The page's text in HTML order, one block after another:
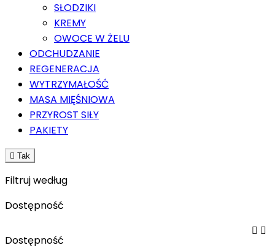
SŁODZIKI
KREMY
OWOCE W ŻELU
ODCHUDZANIE
REGENERACJA
WYTRZYMAŁOŚĆ
MASA MIĘŚNIOWA
PRZYROST SIŁY
PAKIETY
 Tak
Filtruj według
Dostępność
Dostępność
 